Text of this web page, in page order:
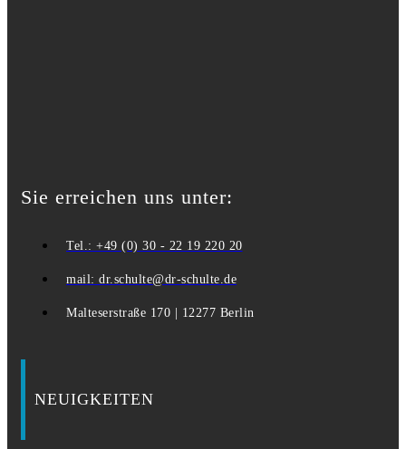
Sie erreichen uns unter:
Tel.: +49 (0) 30 - 22 19 220 20
mail: dr.schulte@dr-schulte.de
Malteserstraße 170 | 12277 Berlin
NEUIGKEITEN